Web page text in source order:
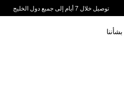
توصيل خلال 7 أيام إلى جميع دول الخليج
بشأننا